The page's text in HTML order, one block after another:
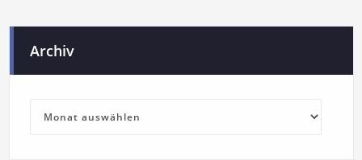
Archiv